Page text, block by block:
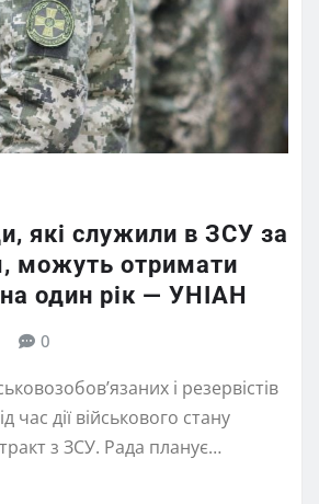
які служили в ЗСУ за
можуть отримати
один рік — УНІАН
0
і резервістів
час дії військового стану
з ЗСУ. Рада планує…